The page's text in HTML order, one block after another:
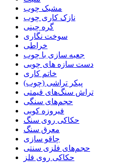
مشبک چوب
نازک کاری چوب
گره چینی
سوخت نگاری
خراطی
جعبه سازی با چوب
دست سازه های چوبی
خاتم کاری
پیکر تراشی (چوب)
تراش سنگ‌های قیمتی
حجم‌های سنگی
فیروزه کوبی
حکاکی روی سنگ
معرق سنگ
چاقو سازی
حجم‌های فلزی سنتی
حکاکی روی فلز